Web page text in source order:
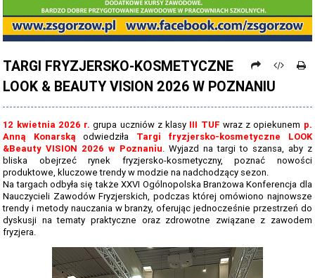
PROJEKT: "NOWE SPOJRZENIE - NOWE MOŻLIWOŚCI - SPOJRZENIE W
PRZYSZŁOŚĆ"
OFERTA DLA SZKÓŁ PODSTAWOWYCH 2026-2027 - ULOTKA
NASZE KIERUNKI TECHNIKUM - 2026-2027 - OPIS
REGULAMIN REKRUTACJI SZKOŁY DZIENNE 2026-2027
TERMINARZ REKRUTACJI 2026-2027
TMRIA - ROLNICTWO Z ELEMENTAMI SPAWALNICTWA
TŻIUG - GASTRONOMIA Z ELEMENTAMI DIETETYKI
TUF - FRYZJERSTWO Z ELEMENTAMI KOSMETYKI
TS - TECHNIKUM SPAWALNICTWA
TARGI FRYZJERSKO-KOSMETYCZNE
LOOK & BEAUTY VISION 2026 W POZNANIU
12 kwietnia 2026 r. grupa uczniów z klasy III TUF wraz z opiekunem p.
Anną Konarską odwiedziła Targi fryzjersko-kosmetyczne LOOK
&Beauty VISION 2026 w Poznaniu. Wyjazd na targi to szansa, aby z
bliska obejrzeć rynek fryzjersko-kosmetyczny, poznać nowości
produktowe, kluczowe trendy w modzie na nadchodzący sezon.
Na targach odbyła się także XXVI Ogólnopolska Branżowa Konferencja dla
Nauczycieli Zawodów Fryzjerskich, podczas której omówiono najnowsze
trendy i metody nauczania w branży, oferując jednocześnie przestrzeń do
dyskusji na tematy praktyczne oraz zdrowotne związane z zawodem
fryzjera.